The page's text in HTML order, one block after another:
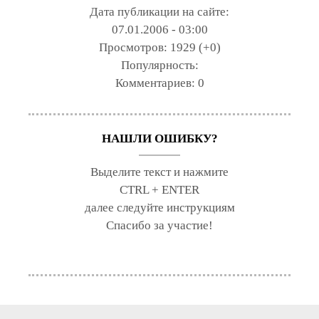
Дата публикации на сайте:
07.01.2006 - 03:00
Просмотров: 1929 (+0)
Популярность:
Комментариев: 0
НАШЛИ ОШИБКУ?
Выделите текст и нажмите
CTRL + ENTER
далее следуйте инструкциям
Спасибо за участие!